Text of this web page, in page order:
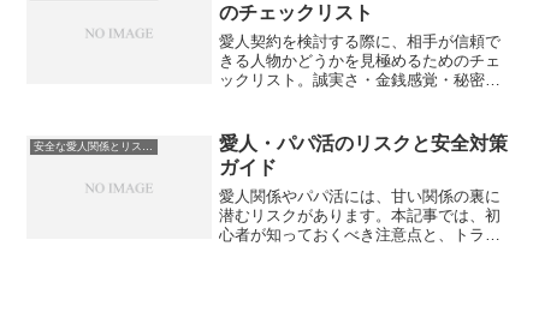
のチェックリスト
愛人契約を検討する際に、相手が信頼で
きる人物かどうかを見極めるためのチェ
ックリスト。誠実さ・金銭感覚・秘密保
安全な愛人関係とリスク管理
愛人・パパ活のリスクと安全対策
ガイド
愛人関係やパパ活には、甘い関係の裏に
潜むリスクがあります。本記事では、初
心者が知っておくべき注意点と、トラブ